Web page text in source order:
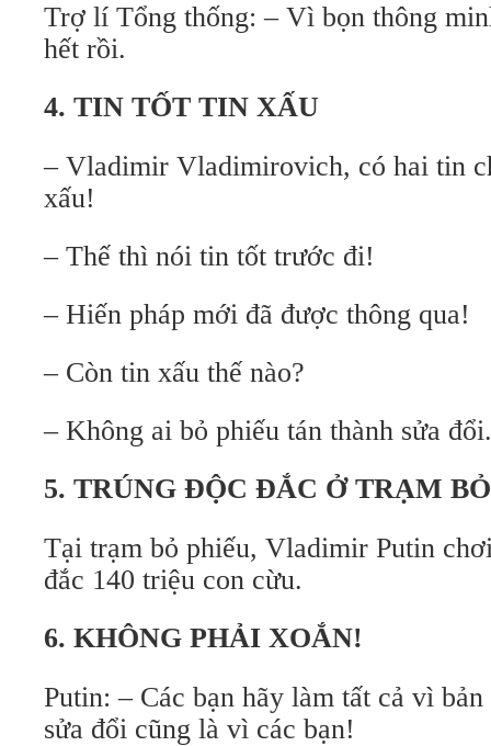
Trợ lí Tổng thống: – Vì bọn thông
hết rồi.
4. TIN TỐT TIN XẤU
– Vladimir Vladimirovich, có hai tin
xấu!
– Thế thì nói tin tốt trước đi!
– Hiến pháp mới đã được thông qua!
– Còn tin xấu thế nào?
– Không ai bỏ phiếu tán thành sửa đổi.
5. TRÚNG ĐỘC ĐẮC Ở TRẠM
Tại trạm bỏ phiếu, Vladimir Putin
đắc 140 triệu con cừu.
6. KHÔNG PHẢI XOẮN!
Putin: – Các bạn hãy làm tất cả vì
sửa đổi cũng là vì các bạn!